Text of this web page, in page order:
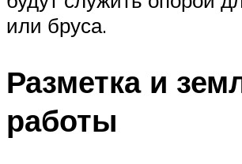
или бруса.
Разметка и
работы